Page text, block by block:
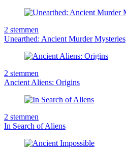
2 stemmen
Unearthed: Ancient Murder Mysteries
2 stemmen
Ancient Aliens: Origins
2 stemmen
In Search of Aliens